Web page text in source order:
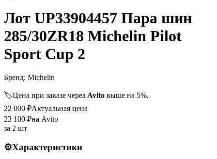
Лот UP33904457 Пара шин
285/30ZR18 Michelin Pilot
Sport Cup 2
Бренд: Michelin
🏷️Цена при заказе через Avito выше на 5%.
22 000 ₽Актуальная цена
23 100 ₽на Avito
за 2 шт
⚙️Характеристики